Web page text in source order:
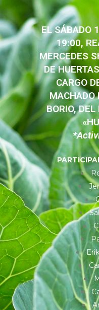
EL SÁBADO
19:00,
MERCEDES
DE
CARGO
MACHADO
BORIO,